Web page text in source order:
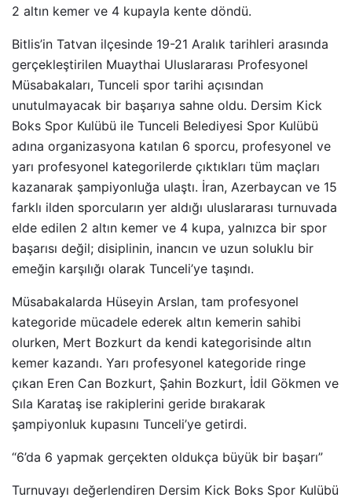
2 altın kemer ve 4 kupayla kente döndü.
Bitlis’in Tatvan ilçesinde 19-21 Aralık tarihleri arasında
gerçekleştirilen Muaythai Uluslararası Profesyonel
Müsabakaları, Tunceli spor tarihi açısından
unutulmayacak bir başarıya sahne oldu. Dersim Kick
Boks Spor Kulübü ile Tunceli Belediyesi Spor Kulübü
adına organizasyona katılan 6 sporcu, profesyonel ve
yarı profesyonel kategorilerde çıktıkları tüm maçları
kazanarak şampiyonluğa ulaştı. İran, Azerbaycan ve 15
farklı ilden sporcuların yer aldığı uluslararası turnuvada
elde edilen 2 altın kemer ve 4 kupa, yalnızca bir spor
başarısı değil; disiplinin, inancın ve uzun soluklu bir
emeğin karşılığı olarak Tunceli’ye taşındı.
Müsabakalarda Hüseyin Arslan, tam profesyonel
kategoride mücadele ederek altın kemerin sahibi
olurken, Mert Bozkurt da kendi kategorisinde altın
kemer kazandı. Yarı profesyonel kategoride ringe
çıkan Eren Can Bozkurt, Şahin Bozkurt, İdil Gökmen ve
Sıla Karataş ise rakiplerini geride bırakarak
şampiyonluk kupasını Tunceli’ye getirdi.
“6’da 6 yapmak gerçekten oldukça büyük bir başarı”
Turnuvayı değerlendiren Dersim Kick Boks Spor Kulübü